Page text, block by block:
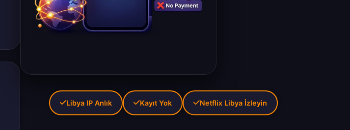
Libya IP Anlık Kayıt Yok Netflix Libya İzleyin